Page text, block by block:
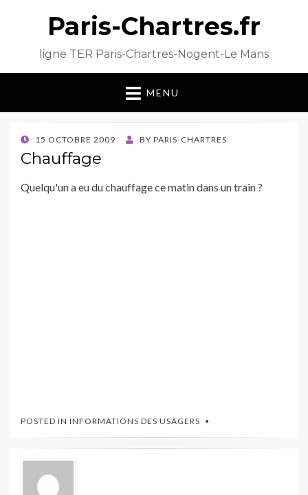
Paris-Chartres.fr
ligne TER Paris-Chartres-Nogent-Le Mans
MENU
POSTED
ON
15 OCTOBRE 2009 BY PARIS-CHARTRES
Chauffage
Quelqu'un a eu du chauffage ce matin dans un train ?
POSTED IN INFORMATIONS DES USAGERS